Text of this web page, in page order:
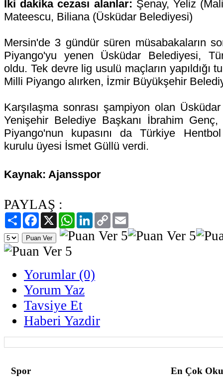
İki dakika cezası alanlar: Şenay, Yeliz
Mateescu, Biliana (Üsküdar Belediyesi)
Mersin'de 3 gündür süren müsabakaların
Piyango'yu yenen Üsküdar Belediyesi,
oldu. Tek devre lig usulü maçların yapıldığı
Milli Piyango alırken, İzmir Büyükşehir
Karşılaşma sonrası şampiyon olan
Yenişehir Belediye Başkanı İbrahim
Piyango'nun kupasını da Türkiye
kurulu üyesi İsmet Güllü verdi.
Kaynak: Ajansspor
PAYLAŞ :
PaylaşFacebook
X WhatsAppLinkedIn
Copy
Link
Yorumlar (0)
Yorum Yaz
Tavsiye Et
Haberi Yazdir
Spor En Çok